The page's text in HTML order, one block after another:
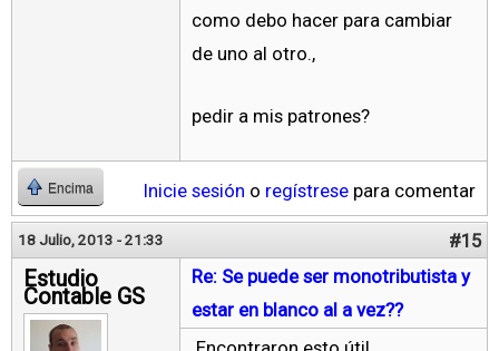
como debo hacer para cambiar
de uno al otro.,
pedir a mis patrones?
Encima Inicie sesión o regístrese para comentar
18 Julio, 2013 - 21:33 #15
Estudio
Contable GS
Re: Se puede ser monotributista y
estar en blanco al a vez??